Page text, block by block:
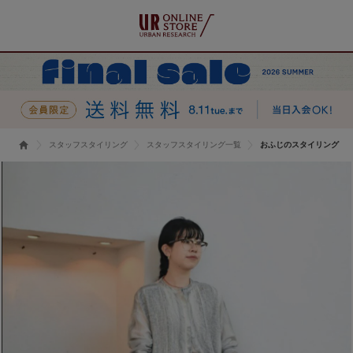
スタッフスタイリング スタッフスタイリング一覧 おふじのスタイリング